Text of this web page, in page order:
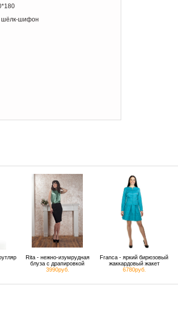
шёлк-шифон
Rita - нежно-изумрудная
блуза с драпировкой
3990руб.
Franca - яркий бирюзовый
жаккардовый жакет
6780руб.